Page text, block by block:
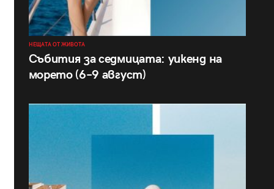
НЕЩАТА ОТ ЖИВОТА
Събития за седмицата: уикенд на
морето (6–9 август)